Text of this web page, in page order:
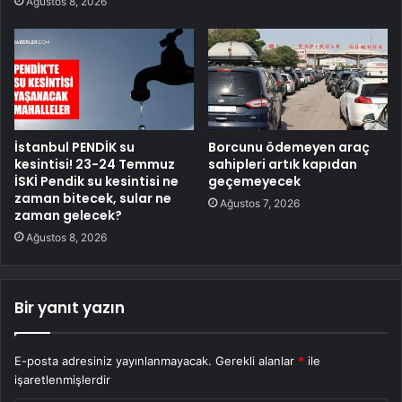
İstanbul PENDİK su
kesintisi! 23-24 Temmuz
İSKİ Pendik su kesintisi ne
zaman bitecek, sular ne
zaman gelecek?
Ağustos 8, 2026
Borcunu ödemeyen araç
sahipleri artık kapıdan
geçemeyecek
Ağustos 7, 2026
Bir yanıt yazın
E-posta adresiniz yayınlanmayacak. Gerekli alanlar * ile
işaretlenmişlerdir